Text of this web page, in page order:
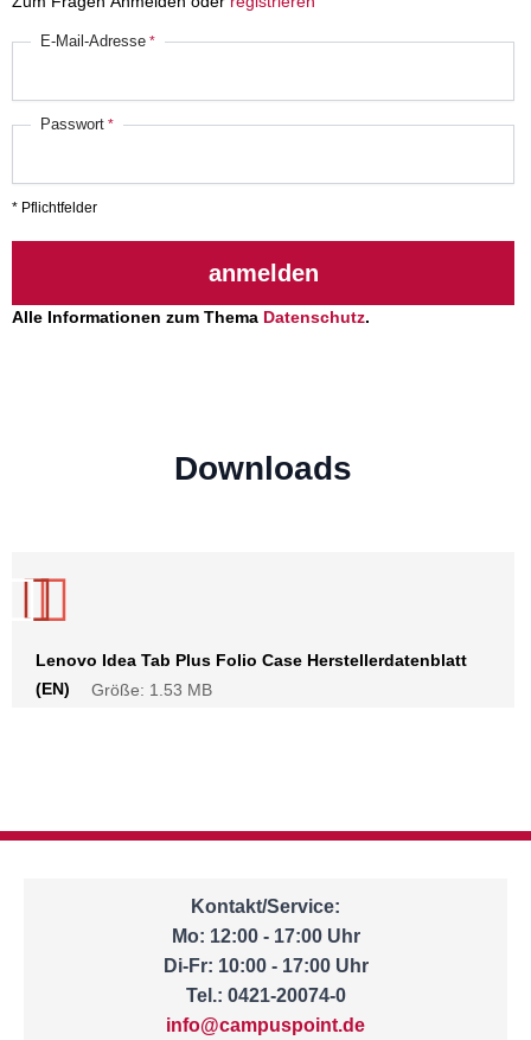
E-Mail-Adresse
Passwort
* Pflichtfelder
anmelden
Alle Informationen zum Thema Datenschutz.
Downloads
Lenovo Idea Tab Plus Folio Case Herstellerdatenblatt
(EN)
Größe: 1.53 MB
Kontakt/Service:
Mo: 12:00 - 17:00 Uhr
Di-Fr: 10:00 - 17:00 Uhr
Tel.: 0421-20074-0
info@campuspoint.de